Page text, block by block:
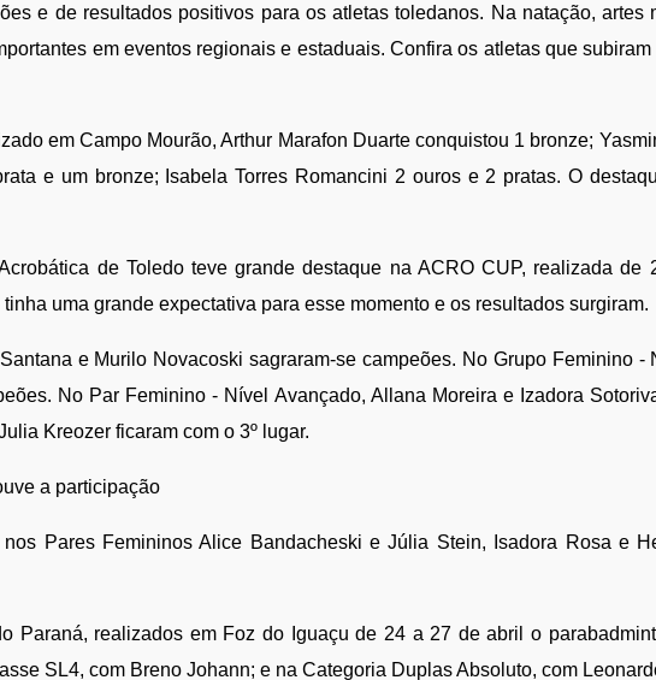
e de resultados positivos para os atletas toledanos. Na natação, artes
em eventos regionais e estaduais. Confira os atletas que
em Campo Mourão, Arthur Marafon Duarte conquistou 1 bronze;
e um bronze; Isabela Torres Romancini 2 ouros e 2 pratas. O
de Toledo teve grande destaque na ACRO CUP, realizada
uma grande expectativa para esse momento e os resultados surgiram.
e Murilo Novacoski sagraram-se campeões. No Grupo Feminino
No Par Feminino - Nível Avançado, Allana Moreira e Izadora
Kreozer ficaram com o 3º lugar.
a participação
Pares Femininos Alice Bandacheski e Júlia Stein, Isadora Rosa e
Paraná, realizados em Foz do Iguaçu de 24 a 27 de abril o
SL4, com Breno Johann; e na Categoria Duplas Absoluto, com